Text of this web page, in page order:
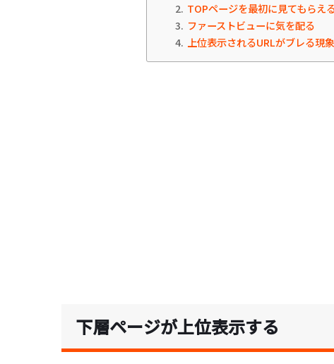
2 TOPページを最初に見てもらえ
3 ファーストビューに気を配る
4 上位表示されるURLがブレる現
下層ページが上位表示する